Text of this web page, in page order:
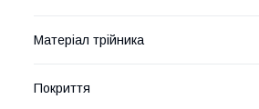
Матеріал трійника
Покриття